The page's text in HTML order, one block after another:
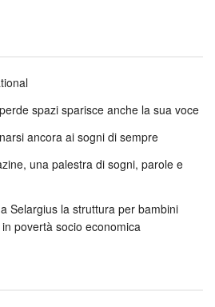
spazi sparisce anche la sua voce
ancora ai sogni di sempre
una palestra di sogni, parole e
Selargius la struttura per bambini
povertà socio economica